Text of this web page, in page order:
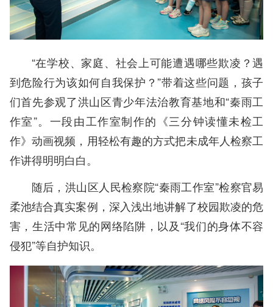
“在学校、家庭、社会上可能遭遇哪些欺凌？遇
到危险行为该如何自我保护？”带着这些问题，孩子
们首先参观了洪山区青少年法治教育基地和“秦雨工
作室”。一段由工作室制作的《三分钟读懂未检工
作》动画视频，用轻松有趣的方式把未成年人检察工
作讲得明明白白。
随后，洪山区人民检察院“秦雨工作室”检察官易
柔池结合真实案例，深入浅出地讲解了校园欺凌的危
害，生活中常见的网络陷阱，以及“我们的身体不容
侵犯”等自护知识。